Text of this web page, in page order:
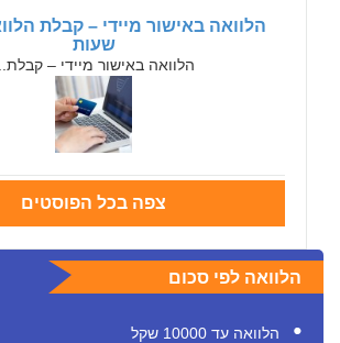
שעות
הלוואה באישור מיידי – קבלת...
צפה בכל הפוסטים
הלוואה לפי סכום
הלוואה עד 10000 שקל